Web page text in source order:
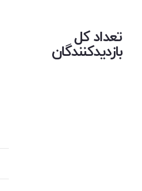
تعداد کل
بازدیدکنندگان